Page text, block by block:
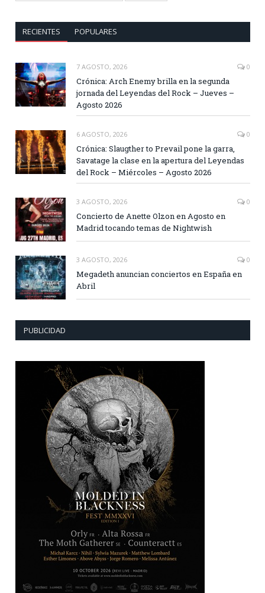
RECIENTES POPULARES
7 AGOSTO, 2026 0
Crónica: Arch Enemy brilla en la segunda
jornada del Leyendas del Rock – Jueves –
Agosto 2026
6 AGOSTO, 2026 0
Crónica: Slaugther to Prevail pone la garra,
Savatage la clase en la apertura del Leyendas
del Rock – Miércoles – Agosto 2026
3 AGOSTO, 2026 0
Concierto de Anette Olzon en Agosto en
Madrid tocando temas de Nightwish
3 AGOSTO, 2026 0
Megadeth anuncian conciertos en España en
Abril
PUBLICIDAD